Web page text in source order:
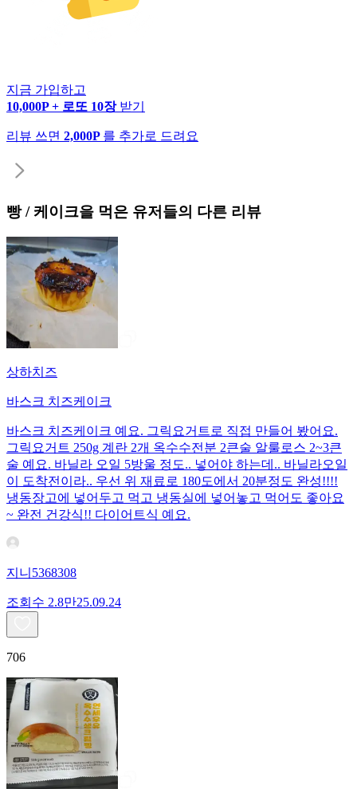
지금 가입하고
10,000P + 로또 10장 받기
리뷰 쓰면 2,000P 를 추가로 드려요
빵 / 케이크을 먹은 유저들의 다른 리뷰
상하치즈
바스크 치즈케이크
바스크 치즈케이크 예요. 그릭요거트로 직접 만들어 봤어요.
그릭요거트 250g 계란 2개 옥수수전분 2큰술 알룰로스 2~3큰
술 예요. 바닐라 오일 5방울 정도.. 넣어야 하는데.. 바닐라오일
이 도착전이라.. 우선 위 재료로 180도에서 20분정도 완성!!!!
냉동장고에 넣어두고 먹고 냉동실에 넣어놓고 먹어도 좋아요
~ 완전 건강식!! 다이어트식 예요.
지니5368308
조회수 2.8만25.09.24
706